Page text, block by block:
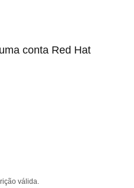
conta Red Hat
válida.